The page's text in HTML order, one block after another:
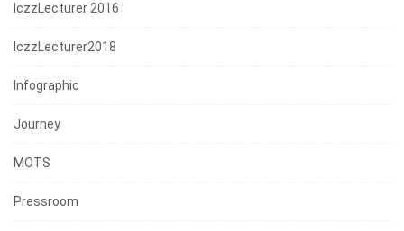
IczzLecturer 2016
IczzLecturer2018
Infographic
Journey
MOTS
Pressroom